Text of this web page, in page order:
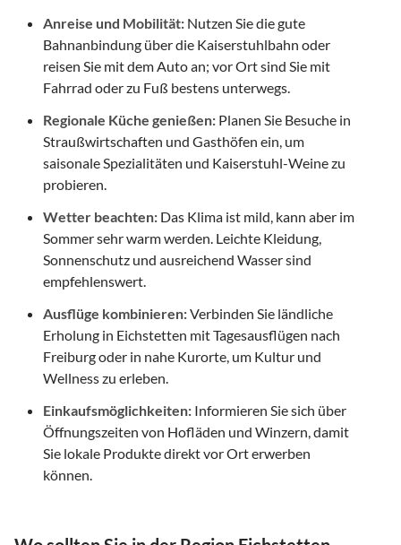
Anreise und Mobilität: Nutzen Sie die gute
Bahnanbindung über die Kaiserstuhlbahn oder
reisen Sie mit dem Auto an; vor Ort sind Sie mit
Fahrrad oder zu Fuß bestens unterwegs.
Regionale Küche genießen: Planen Sie Besuche in
Straußwirtschaften und Gasthöfen ein, um
saisonale Spezialitäten und Kaiserstuhl-Weine zu
probieren.
Wetter beachten: Das Klima ist mild, kann aber im
Sommer sehr warm werden. Leichte Kleidung,
Sonnenschutz und ausreichend Wasser sind
empfehlenswert.
Ausflüge kombinieren:Verbinden Sie ländliche
Erholung in Eichstetten mit Tagesausflügen nach
Freiburg oder in nahe Kurorte, um Kultur und
Wellness zu erleben.
Einkaufsmöglichkeiten: Informieren Sie sich über
Öffnungszeiten von Hofläden und Winzern, damit
Sie lokale Produkte direkt vor Ort erwerben
können.